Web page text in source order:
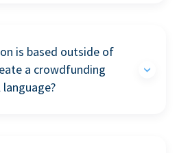
is based outside of
a crowdfunding